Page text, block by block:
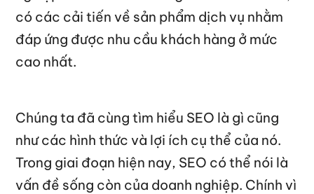
có các cải tiến về sản phẩm dịch vụ nhằm
đáp ứng được nhu cầu khách hàng ở mức
cao nhất.
Chúng ta đã cùng tìm hiểu SEO là gì cũng
như các hình thức và lợi ích cụ thể của nó.
Trong giai đoạn hiện nay, SEO có thể nói là
vấn đề sống còn của doanh nghiệp. Chính vì